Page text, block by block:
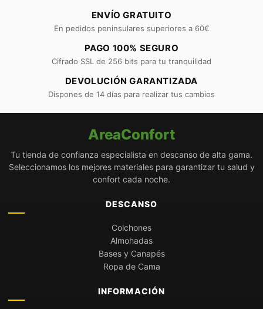
ENVÍO GRATUITO
En pedidos peninsulares superiores a 60€
PAGO 100% SEGURO
Cifrado SSL de 256 bits para tu tranquilidad
DEVOLUCIÓN GARANTIZADA
Dispones de 14 días para realizar tus cambios
AreaConfort
Tu tienda de confianza especialista en descanso de alta gama.
Seleccionamos los mejores materiales para garantizar tu salud y
confort cada noche.
DESCANSO
Colchones
Almohadas
Bases y Canapés
Ropa de Cama
INFORMACIÓN